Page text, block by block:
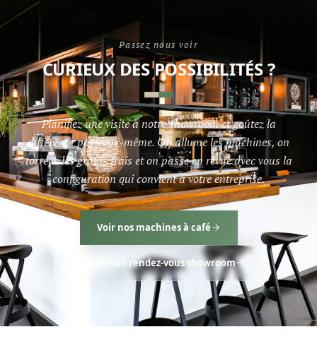
Passez nous voir
CURIEUX DES POSSIBILITÉS ?
Planifiez une visite à notre showroom et goûtez la
différence par vous-même. On allume les machines, on
torréfie les grains frais et on passe en revue avec vous la
configuration qui convient à votre entreprise.
Voir nos machines à café
Planifier un rendez-vous showroom